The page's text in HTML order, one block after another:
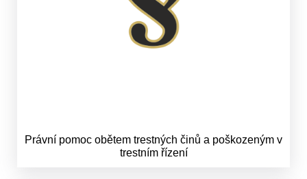
Právní pomoc obětem trestných činů a poškozeným v
trestním řízení